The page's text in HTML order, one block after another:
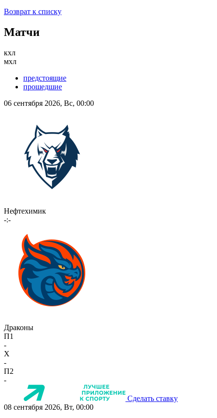
Возврат к списку
Матчи
кхл
мхл
предстоящие
прошедшие
06 сентября 2026, Вс, 00:00
Нефтехимик
-:-
Драконы
П1
-
X
-
П2
-
Сделать ставку
08 сентября 2026, Вт, 00:00